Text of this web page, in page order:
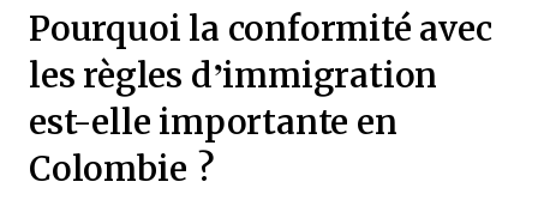
Pourquoi la conformité avec
les règles d’immigration
est-elle importante en
Colombie ?